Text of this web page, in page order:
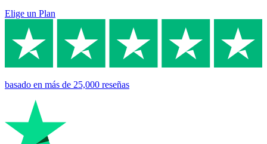
Elige un Plan
basado en más de 25,000 reseñas